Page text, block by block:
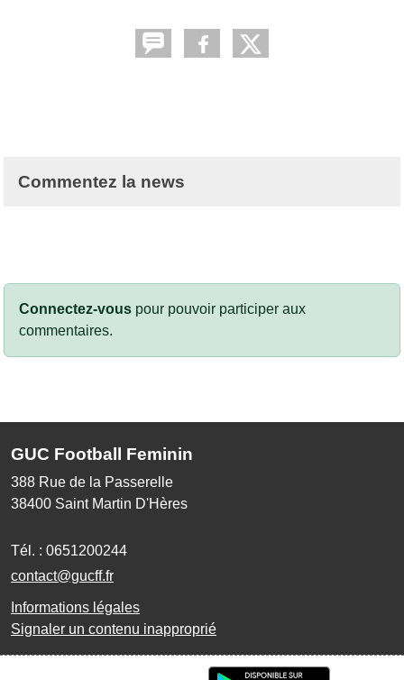
Commentez la news
Connectez-vous pour pouvoir participer aux
commentaires.
GUC Football Feminin
388 Rue de la Passerelle
38400 Saint Martin D'Hères
Tél. : 0651200244
contact@gucff.fr
Informations légales
Signaler un contenu inapproprié